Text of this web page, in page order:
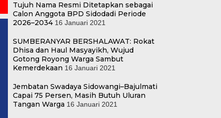
Tujuh Nama Resmi Ditetapkan sebagai
Calon Anggota BPD Sidodadi Periode
2026–2034 16 Januari 2021
SUMBERANYAR BERSHALAWAT: Rokat
Dhisa dan Haul Masyayikh, Wujud
Gotong Royong Warga Sambut
Kemerdekaan 16 Januari 2021
Jembatan Swadaya Sidowangi–Bajulmati
Capai 75 Persen, Masih Butuh Uluran
Tangan Warga 16 Januari 2021